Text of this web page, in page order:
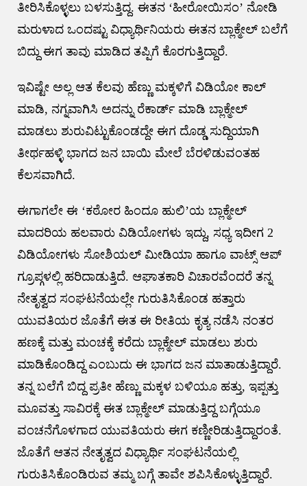
ತೀರಿಸಿಕೊಳ್ಳಲು ಬಳಸುತ್ತಿದ್ದ. ಈತನ ‘ಹೀರೋಯಿಸಂ’ ನೋಡಿ
ಮರುಳಾದ ಒಂದಷ್ಟು ವಿಧ್ಯಾರ್ಥಿನಿಯರು ಈತನ ಬ್ಲಾಕ್ಮೇಲ್ ಬಲೆಗೆ
ಬಿದ್ದು ಈಗ ತಾವು ಮಾಡಿದ ತಪ್ಪಿಗೆ ಕೊರಗುತ್ತಿದ್ದಾರೆ.
ಇವಿಷ್ಟೇ ಅಲ್ಲ ಆತ ಕೆಲವು ಹೆಣ್ಣು ಮಕ್ಕಳಿಗೆ ವಿಡಿಯೋ ಕಾಲ್
ಮಾಡಿ, ನಗ್ನವಾಗಿಸಿ ಅದನ್ನು ರೆಕಾರ್ಡ್ ಮಾಡಿ ಬ್ಲಾಕ್ಮೇಲ್
ಮಾಡಲು ಶುರುವಿಟ್ಟುಕೊಂಡದ್ದೇ ಈಗ ದೊಡ್ಡ ಸುದ್ದಿಯಾಗಿ
ತೀರ್ಥಹಳ್ಳಿ ಭಾಗದ ಜನ ಬಾಯಿ ಮೇಲೆ ಬೆರಳಿಡುವಂತಹ
ಕೆಲಸವಾಗಿದೆ.
ಈಗಾಗಲೇ ಈ ‘ಕಠೋರ ಹಿಂದೂ ಹುಲಿ’ಯ ಬ್ಲಾಕ್ಮೇಲ್
ಮಾದರಿಯ ಹಲವಾರು ವಿಡಿಯೋಗಳು ಇದ್ದು, ಸಧ್ಯ ಇದೀಗ 2
ವಿಡಿಯೋಗಳು ಸೋಶಿಯಲ್ ಮೀಡಿಯಾ ಹಾಗೂ ವಾಟ್ಸ್ ಆಪ್
ಗ್ರೂಪ್ಗಳಲ್ಲಿ ಹರಿದಾಡುತ್ತಿದೆ. ಆಘಾತಕಾರಿ ವಿಚಾರವೆಂದರೆ ತನ್ನ
ನೇತೃತ್ವದ ಸಂಘಟನೆಯಲ್ಲೇ ಗುರುತಿಸಿಕೊಂಡ ಹತ್ತಾರು
ಯುವತಿಯರ ಜೊತೆಗೆ ಈತ ಈ ರೀತಿಯ ಕೃತ್ಯ ನಡೆಸಿ ನಂತರ
ಹಣಕ್ಕೆ ಮತ್ತು ಮಂಚಕ್ಕೆ ಕರೆದು ಬ್ಲಾಕ್ಮೇಲ್ ಮಾಡಲು ಶುರು
ಮಾಡಿಕೊಂಡಿದ್ದ ಎಂಬುದು ಈ ಭಾಗದ ಜನ ಮಾತಾಡುತ್ತಿದ್ದಾರೆ.
ತನ್ನ ಬಲೆಗೆ ಬಿದ್ದ ಪ್ರತೀ ಹೆಣ್ಣು ಮಕ್ಕಳ ಬಳಿಯೂ ಹತ್ತು, ಇಪ್ಪತ್ತು
ಮೂವತ್ತು ಸಾವಿರಕ್ಕೆ ಈತ ಬ್ಲಾಕ್ಮೇಲ್ ಮಾಡುತ್ತಿದ್ದ ಬಗ್ಗೆಯೂ
ವಂಚನೆಗೊಳಗಾದ ಯುವತಿಯರು ಈಗ ಕಣ್ಣೀರಿಡುತ್ತಿದ್ದಾರಂತೆ.
ಜೊತೆಗೆ ಆತನ ನೇತೃತ್ವದ ವಿಧ್ಯಾರ್ಥಿ ಸಂಘಟನೆಯಲ್ಲಿ
ಗುರುತಿಸಿಕೊಂಡಿರುವ ತಮ್ಮ ಬಗ್ಗೆ ತಾವೇ ಶಪಿಸಿಕೊಳ್ಳುತ್ತಿದ್ದಾರೆ.